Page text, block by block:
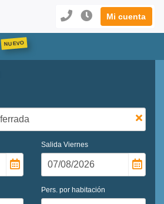
Mi cuenta
Salida Viernes
Pers. por habitación